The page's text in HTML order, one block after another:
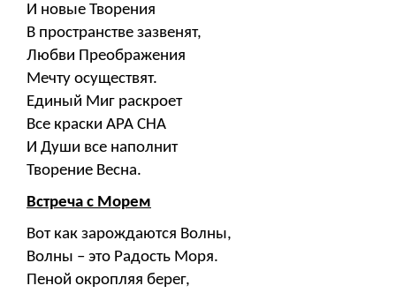
И новые Творения
В пространстве зазвенят,
Любви Преображения
Мечту осуществят.
Единый Миг раскроет
Все краски АРА СНА
И Души все наполнит
Творение Весна.
Встреча с Морем
Вот как зарождаются Волны,
Волны – это Радость Моря.
Пеной окропляя берег,